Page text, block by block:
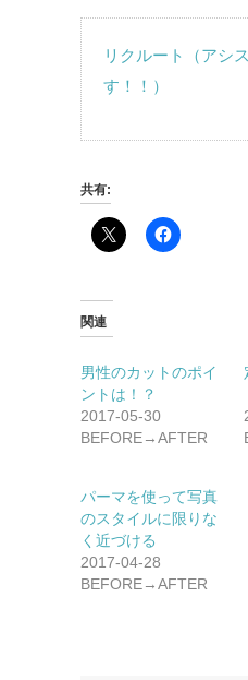
リクルート（アシ
す！！）
共有:
関連
男性のカットのポイ
ントは！？
2017-05-30
BEFORE→AFTER
パーマを使って写真
のスタイルに限りな
く近づける
2017-04-28
BEFORE→AFTER